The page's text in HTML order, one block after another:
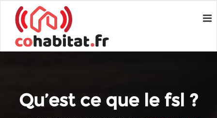
Qu’est ce que le fsl ?